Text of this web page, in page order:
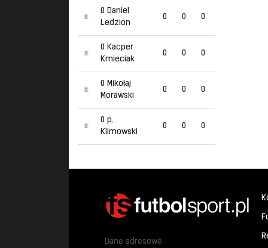
0 Daniel
Ledzion
0 0 0
0 Kacper
Kmieciak
0 0 0
0 Mikołaj
Morawski
0 0 0
0 p.
Klimowski
0 0 0
Dane adresowe